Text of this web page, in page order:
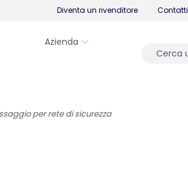
Diventa un rivenditore Contatti
Azienda
per rete di sicurezza